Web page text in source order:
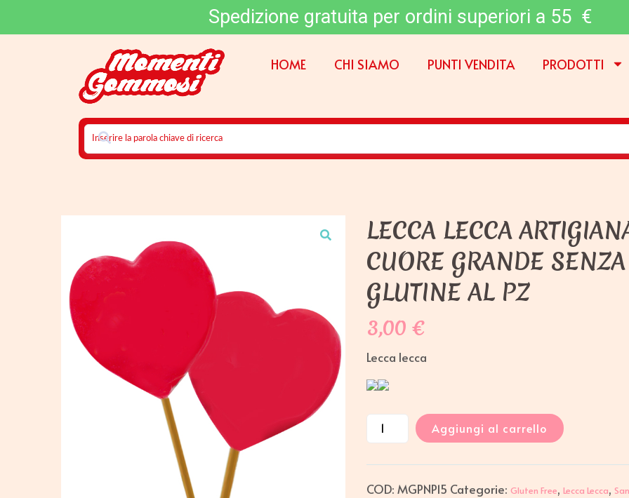
Spedizione gratuita per ordini superiori a 55 €
HOME CHI SIAMO PUNTI VENDITA PRODOTTI
LECCA LECCA
CUORE GRANDE SENZA
GLUTINE AL PZ
3,00€
Lecca lecca
Aggiungi al carrello
COD: MGPNP15 Categorie: Gluten Free, Lecca Lecca,